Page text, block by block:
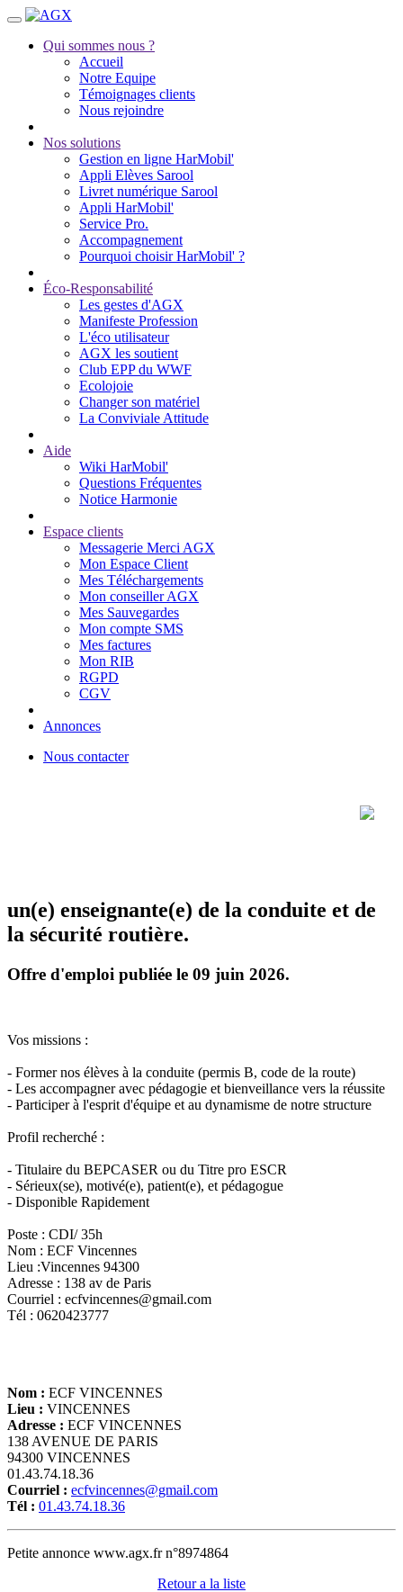
Qui sommes nous ?
Accueil
Notre Equipe
Témoignages clients
Nous rejoindre
Nos solutions
Gestion en ligne HarMobil'
Appli Elèves Sarool
Livret numérique Sarool
Appli HarMobil'
Service Pro.
Accompagnement
Pourquoi choisir HarMobil' ?
Éco-Responsabilité
Les gestes d'AGX
Manifeste Profession
L'éco utilisateur
AGX les soutient
Club EPP du WWF
Ecolojoie
Changer son matériel
La Conviviale Attitude
Aide
Wiki HarMobil'
Questions Fréquentes
Notice Harmonie
Espace clients
Messagerie Merci AGX
Mon Espace Client
Mes Téléchargements
Mon conseiller AGX
Mes Sauvegardes
Mon compte SMS
Mes factures
Mon RIB
RGPD
CGV
Annonces
Nous contacter
un(e) enseignante(e) de la conduite et de
la sécurité routière.
Offre d'emploi publiée le 09 juin 2026.
Vos missions :
- Former nos élèves à la conduite (permis B, code de la route)
- Les accompagner avec pédagogie et bienveillance vers la réussite
- Participer à l'esprit d'équipe et au dynamisme de notre structure
Profil recherché :
- Titulaire du BEPCASER ou du Titre pro ESCR
- Sérieux(se), motivé(e), patient(e), et pédagogue
- Disponible Rapidement
Poste : CDI/ 35h
Nom : ECF Vincennes
Lieu :Vincennes 94300
Adresse : 138 av de Paris
Courriel : ecfvincennes@gmail.com
Tél : 0620423777
Nom : ECF VINCENNES
Lieu : VINCENNES
Adresse : ECF VINCENNES
138 AVENUE DE PARIS
94300 VINCENNES
01.43.74.18.36
Courriel : ecfvincennes@gmail.com
Tél : 01.43.74.18.36
Petite annonce www.agx.fr n°8974864
Retour a la liste